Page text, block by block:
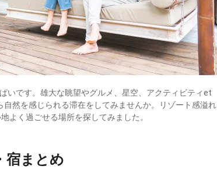
いです。雄大な眺望やグルメ、星空、アクティビティet
然を感じられる滞在をしてみませんか。リゾート感溢れ
よく過ごせる場所を探してみました。
宿まとめ